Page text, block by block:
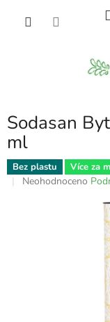
Sodasan
ml
Bez plastu Více za
Průměrné
Neohodnoceno